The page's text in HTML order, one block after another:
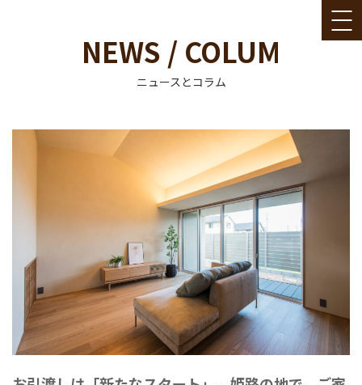
NEWS / COLUM
ニュースとコラム
コ
ン
テ
ン
ツ
へ
キ
ッ
プ